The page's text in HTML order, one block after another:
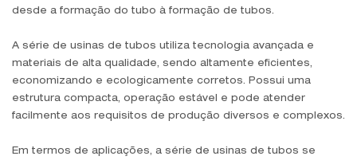
desde a formação do tubo à formação de tubos.
A série de usinas de tubos utiliza tecnologia avançada e
materiais de alta qualidade, sendo altamente eficientes,
economizando e ecologicamente corretos. Possui uma
estrutura compacta, operação estável e pode atender
facilmente aos requisitos de produção diversos e complexos.
Em termos de aplicações, a série de usinas de tubos se